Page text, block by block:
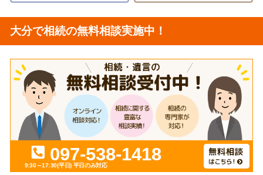
大分で相続の無料相談実施中！
097-538-1418
9:30～17:30(平日) 平日のみ対応